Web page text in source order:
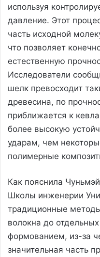
используя
давление. Этот
часть исходной
что позволяет
естественную
Исследователи
шелк превосходит
древесина, по
приближается к
более высокую
ударам, чем
полимерные
Как пояснила
Школы инженерии
традиционные
волокна до
формованием, из-за
значительная часть